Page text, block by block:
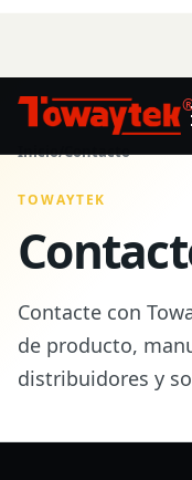
Inicio/Contacto
TOWAYTEK
Contacte con
de producto,
distribuidores y